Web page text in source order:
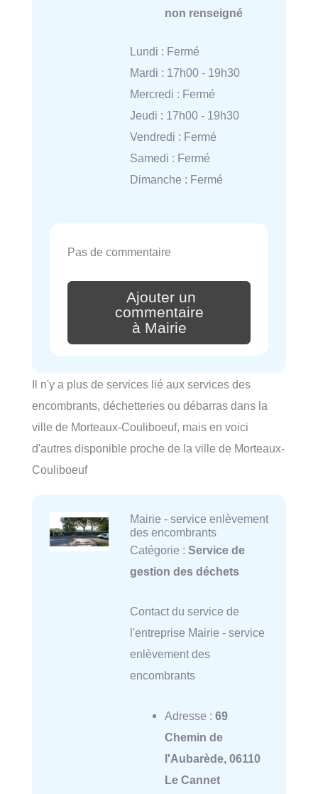
non renseigné
Lundi : Fermé
Mardi : 17h00 - 19h30
Mercredi : Fermé
Jeudi : 17h00 - 19h30
Vendredi : Fermé
Samedi : Fermé
Dimanche : Fermé
Pas de commentaire
Ajouter un
commentaire
à Mairie
Il n'y a plus de services lié aux services des
encombrants, déchetteries ou débarras dans la
ville de Morteaux-Couliboeuf, mais en voici
d'autres disponible proche de la ville de Morteaux-
Couliboeuf
Mairie - service enlèvement
des encombrants
Catégorie : Service de
gestion des déchets
Contact du service de
l'entreprise Mairie - service
enlèvement des
encombrants
Adresse : 69
Chemin de
l'Aubarède, 06110
Le Cannet